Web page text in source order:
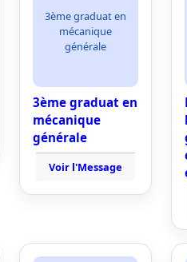
3ème graduat en
mécanique
générale
3ème graduat en
mécanique
générale
Voir l'Message